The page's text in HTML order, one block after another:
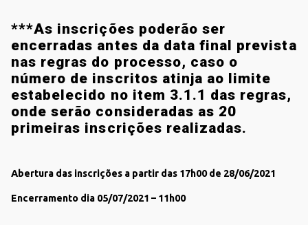
***As inscrições poderão ser
encerradas antes da data final prevista
nas regras do processo, caso o
número de inscritos atinja ao limite
estabelecido no item 3.1.1 das regras,
onde serão consideradas as 20
primeiras inscrições realizadas.
Abertura das inscrições a partir das 17h00 de 28/06/2021
Encerramento dia 05/07/2021 – 11h00